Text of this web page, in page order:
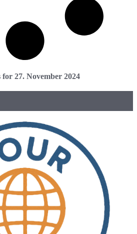
for 27. November 2024